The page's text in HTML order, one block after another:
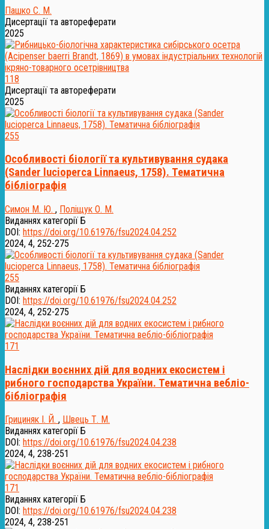
Пашко С. М.
Дисертації та автореферати
2025
118
Дисертації та автореферати
2025
255
Особливості біології та культивування судака
(Sander lucioperca Linnaeus, 1758). Тематична
бібліографія
Симон М. Ю. , Поліщук О. М.
Виданнях категорії Б
DOI: https://doi.org/10.61976/fsu2024.04.252
2024, 4, 252-275
255
Виданнях категорії Б
DOI: https://doi.org/10.61976/fsu2024.04.252
2024, 4, 252-275
171
Наслідки воєнних дій для водних екосистем і
рибного господарства України. Тематична вебліо-
бібліографія
Грициняк І. Й. , Швець Т. М.
Виданнях категорії Б
DOI: https://doi.org/10.61976/fsu2024.04.238
2024, 4, 238-251
171
Виданнях категорії Б
DOI: https://doi.org/10.61976/fsu2024.04.238
2024, 4, 238-251